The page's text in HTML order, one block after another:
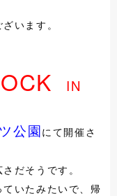
います。
IN
公園にて開催さ
だそうです。
いたみたいで、帰